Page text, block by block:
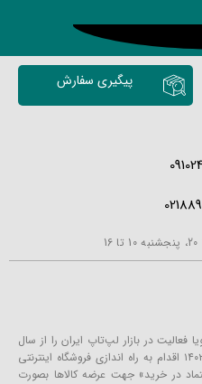
پیگیری سفارش
در بازار لپ‌تاپ ایران را از سال
۱۳۹۰ آغاز کرده است. این شرکت در سال ۱۴۰۲ اقدام به راه اندازی فروشگاه اینترنتی
در خرید» جهت عرضه کالاها بصورت